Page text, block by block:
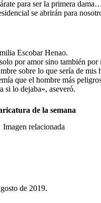
para ser la primera
se abrirán para
Escobar Henao.
por amor sino también por
sobre lo que sería de mis
que el hombre más
si lo dejaba», aseveró.
de la semana
de 2019.